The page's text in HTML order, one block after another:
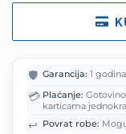
🛡️ Garancija: 1 godina
💳 Plaćanje:
karticama
↩️ Povrat robe: